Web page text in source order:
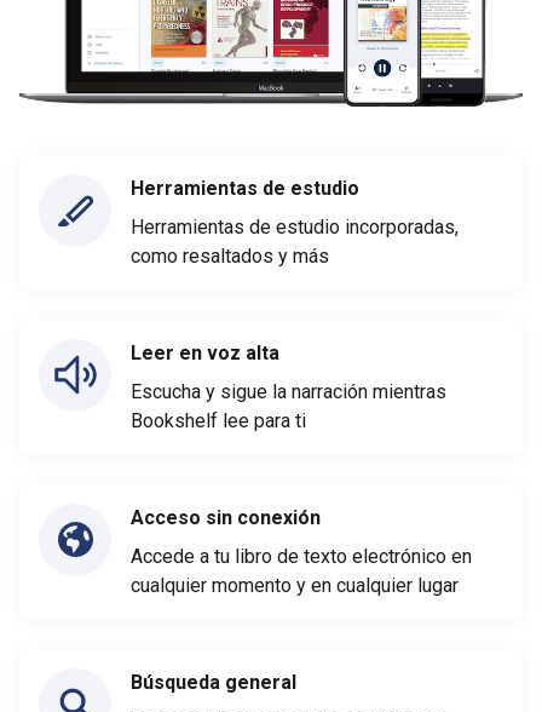
Herramientas de estudio
Herramientas de estudio incorporadas,
como resaltados y más
Leer en voz alta
Escucha y sigue la narración mientras
Bookshelf lee para ti
Acceso sin conexión
Accede a tu libro de texto electrónico en
cualquier momento y en cualquier lugar
Búsqueda general